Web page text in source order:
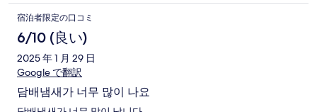
宿泊者限定の口コミ
6/10 (良い)
2025 年 1 月 29 日
Google で翻訳
담배냄새가 너무 많이 나요